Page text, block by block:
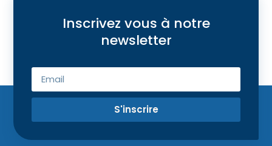
Inscrivez vous à notre
newsletter
S'inscrire